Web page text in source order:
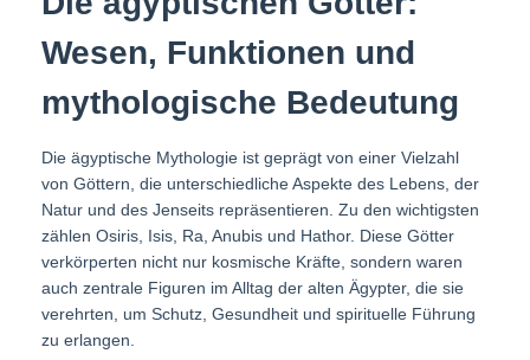
Wesen, Funktionen und
mythologische Bedeutung
Die ägyptische Mythologie ist geprägt von einer Vielzahl
von Göttern, die unterschiedliche Aspekte des Lebens, der
Natur und des Jenseits repräsentieren. Zu den wichtigsten
zählen Osiris, Isis, Ra, Anubis und Hathor. Diese Götter
verkörperten nicht nur kosmische Kräfte, sondern waren
auch zentrale Figuren im Alltag der alten Ägypter, die sie
verehrten, um Schutz, Gesundheit und spirituelle Führung
zu erlangen.